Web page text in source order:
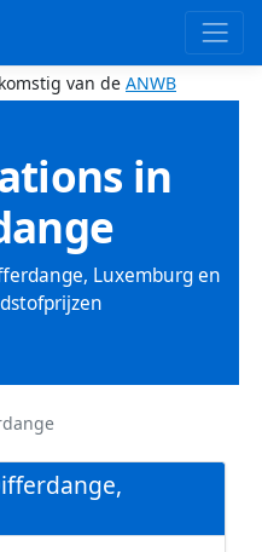
van de ANWB
in
Luxemburg en